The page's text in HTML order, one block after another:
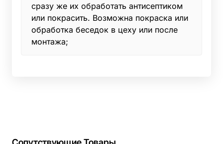
сразу же их обработать антисептиком
или покрасить. Возможна покраска или
обработка беседок в цеху или после
монтажа;